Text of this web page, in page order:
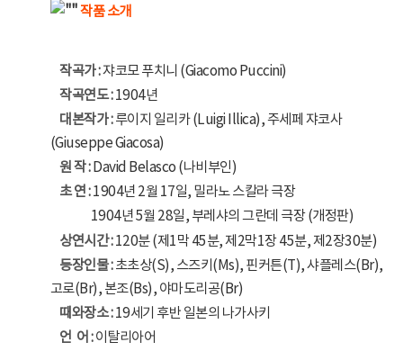
작품 소개
작곡가 :쟈코모 푸치니 (Giacomo Puccini)
작곡연도 :1904년
대본작가 : 루이지 일리카 (Luigi Illica), 주세페 쟈코사
(Giuseppe Giacosa)
원 작 :David Belasco (나비부인)
초 연 :1904년 2월 17일, 밀라노 스칼라 극장
1904년 5월 28일, 부레샤의 그란데 극장 (개정판)
상연시간 :120분 (제1막 45분, 제2막1장 45분, 제2장30분)
등장인물 :초초상(S), 스즈키(Ms), 핀커튼(T), 샤플레스(Br),
고로(Br), 본조(Bs), 야마도리공(Br)
때와장소 :19세기 후반 일본의 나가사키
언 어 :이탈리아어